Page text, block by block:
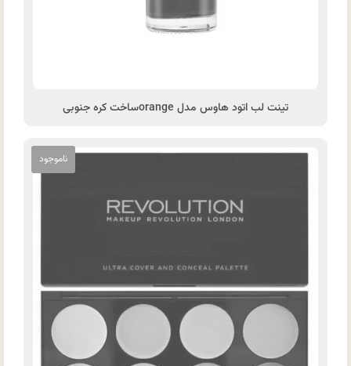
تینت لب اتود هاوس مدل orangeساخت کره جنوبی